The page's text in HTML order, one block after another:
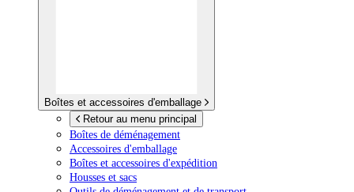
Boîtes et accessoires d'emballage
Retour au menu principal
Boîtes de déménagement
Accessoires d'emballage
Boîtes et accessoires d'expédition
Housses et sacs